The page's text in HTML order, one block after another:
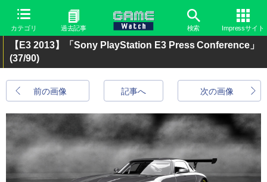
カテゴリ 過去記事 検索 Impressサイト
【E3 2013】「Sony PlayStation E3 Press Conference」
(37/90)
前の画像 次の画像
記事へ